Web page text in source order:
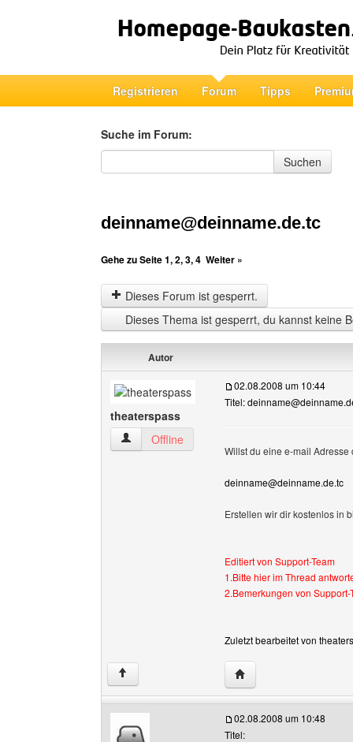
Registrieren Forum Tipps
Suche im Forum:
Suche im Forum
Suchen
deinname@deinname.de.tc
Gehe zu Seite1,2,3,4 Weiter »
Dieses Forum ist gesperrt.
Dieses Thema ist gesperrt, du kannst keine
Autor
theaterspass
theaterspass Benutzer-Profile anzeigen
Offline
02.08.2008 um 10:44
Titel:
Willst du eine e-mail Adresse
deinname@deinname.de.tc
Erstellen wir dir kostenlos in
Editiert von Support-Team
1.Bitte hier im Thread
2.Bemerkungen von
Zuletzt bearbeitet von
↑ Website dieses
02.08.2008 um 10:48
Titel: